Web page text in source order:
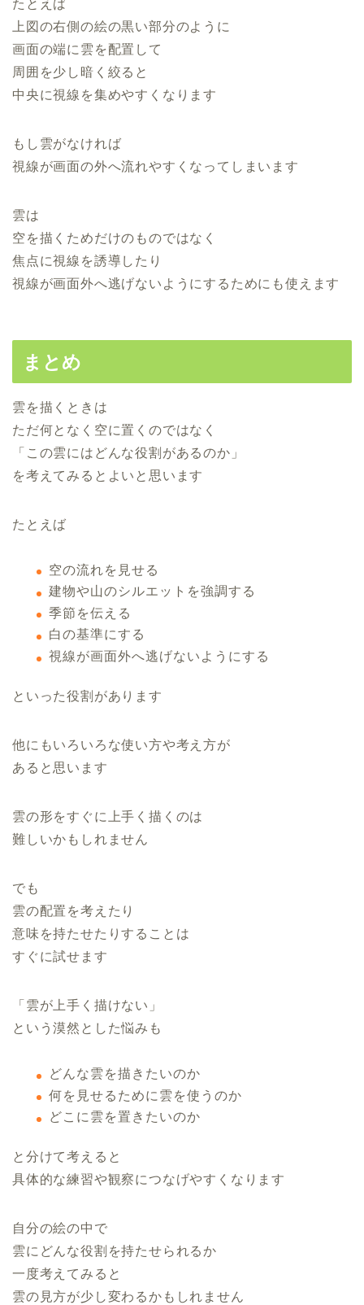
たとえば
上図の右側の絵の黒い部分のように
画面の端に雲を配置して
周囲を少し暗く絞ると
中央に視線を集めやすくなります
もし雲がなければ
視線が画面の外へ流れやすくなってしまいます
雲は
空を描くためだけのものではなく
焦点に視線を誘導したり
視線が画面外へ逃げないようにするためにも使えます
まとめ
雲を描くときは
ただ何となく空に置くのではなく
「この雲にはどんな役割があるのか」
を考えてみるとよいと思います
たとえば
空の流れを見せる
建物や山のシルエットを強調する
季節を伝える
白の基準にする
視線が画面外へ逃げないようにする
といった役割があります
他にもいろいろな使い方や考え方が
あると思います
雲の形をすぐに上手く描くのは
難しいかもしれません
でも
雲の配置を考えたり
意味を持たせたりすることは
すぐに試せます
「雲が上手く描けない」
という漠然とした悩みも
どんな雲を描きたいのか
何を見せるために雲を使うのか
どこに雲を置きたいのか
と分けて考えると
具体的な練習や観察につなげやすくなります
自分の絵の中で
雲にどんな役割を持たせられるか
一度考えてみると
雲の見方が少し変わるかもしれません